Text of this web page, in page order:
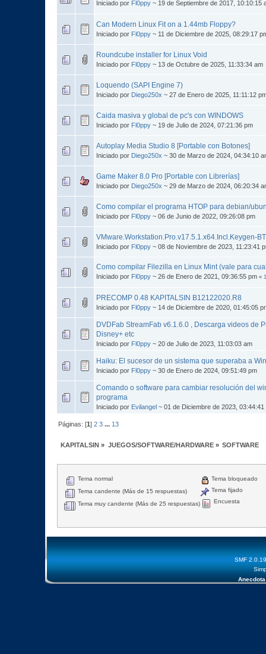
Iniciado por Fl0ppy ~ 19 de Septiembre de 2017, 10:10:15
Can Modern Linux Fit on a 1.44mb Floppy?
Iniciado por Fl0ppy ~ 11 de Diciembre de 2025, 08:29:17
Roundcube installer for Linux Void
Iniciado por Fl0ppy ~ 13 de Octubre de 2025, 11:33:34 am
Loquendo (SAPI Engine 7)
Iniciado por Diego250x ~ 27 de Enero de 2025, 11:11:12
Caida masiva y global de pc's con WINDOWS
Iniciado por Fl0ppy ~ 19 de Julio de 2024, 07:21:36 pm
Autoplay Media Studio 8 [Portable con Botones]
Iniciado por Diego250x ~ 30 de Marzo de 2024, 04:34:10
Game Maker 8.0 Pro [Portable con Librerías]
Iniciado por Diego250x ~ 29 de Marzo de 2024, 06:20:34
Como compilar el programa HTOP para debian/
Iniciado por Fl0ppy ~ 06 de Junio de 2022, 09:26:08 pm
VMware.Workstation.Pro.v17.5.1.x64.Incl.Keygen-
Iniciado por Fl0ppy ~ 08 de Noviembre de 2023, 11:23:41
Como compilar Filezilla en Linux Mint (vale para
Iniciado por Fl0ppy ~ 26 de Enero de 2021, 09:36:55 pm « 1
PRECOMP 0.48 KAPITALSIN B12122020.R8
Iniciado por Fl0ppy ~ 14 de Diciembre de 2020, 01:45:05
DVDFab StreamFab v6.1.6.0 , Descarga videos de
Disney+ etc
Iniciado por Fl0ppy ~ 20 de Julio de 2023, 11:03:03 am
Haiku: El sucesor de un sistema que superaba a
Iniciado por Fl0ppy ~ 30 de Enero de 2024, 09:51:49 pm
Comando o software para cambiar resolución del
programa
Iniciado por Evilangel ~ 01 de Diciembre de 2023, 03:44:41
Páginas: [1]2 3 ... 13
KAPITALSIN » JUEGOS/SOFTWARE/HARDWARE» SOFTWARE
Tema normal
Tema candente (Más de 15 respuestas)
Tema muy candente (Más de 25 respuestas)
Tema bloqueado
Tema fijado
Encuesta
SMF 2.0.19
Anecdota